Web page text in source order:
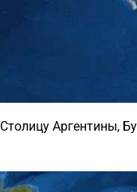
Столицу Аргентины,